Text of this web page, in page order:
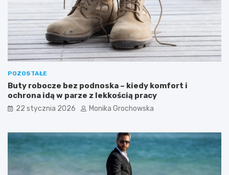
r
o
w
p
o
w
a
d
ć
g
o
w
r
z
y
POZOSTAŁE
Buty robocze bez podnoska – kiedy komfort i
ochrona idą w parze z lekkością pracy
22 stycznia 2026 Monika Grochowska